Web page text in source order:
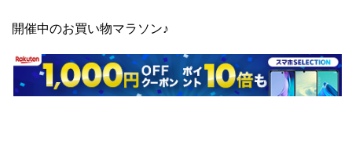
開催中のお買い物マラソン♪